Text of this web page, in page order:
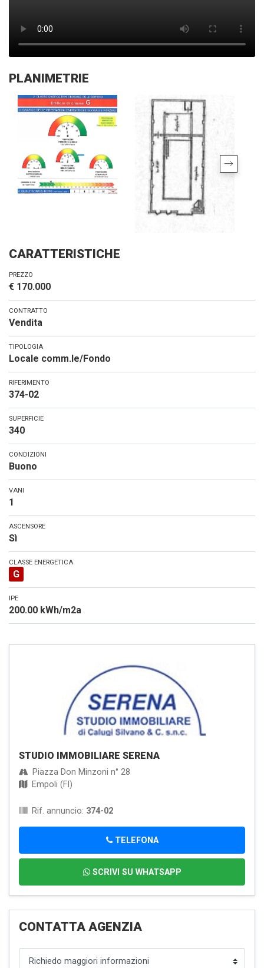
PLANIMETRIE
CARATTERISTICHE
PREZZO
€ 170.000
CONTRATTO
Vendita
TIPOLOGIA
Locale comm.le/Fondo
RIFERIMENTO
374-02
SUPERFICIE
340
CONDIZIONI
Buono
VANI
1
ASCENSORE
Sì
CLASSE ENERGETICA
G
IPE
200.00 kWh/m2a
STUDIO IMMOBILIARE SERENA
Piazza Don Minzoni n° 28
Empoli (FI)
Rif. annuncio: 374-02
TELEFONA
SCRIVI SU WHATSAPP
CONTATTA AGENZIA